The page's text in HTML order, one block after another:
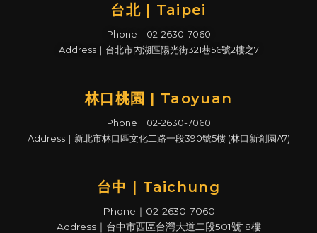
台北 | Taipei
Phone｜02-2630-7060
Address｜台北市內湖區陽光街321巷56號2樓之7
林口桃園 | Taoyuan
Phone｜02-2630-7060
Address｜新北市林口區文化二路一段390號5樓 (林口新創園A7)
台中 | Taichung
Phone｜02-2630-7060
Address｜台中市西區台灣大道二段501號18樓